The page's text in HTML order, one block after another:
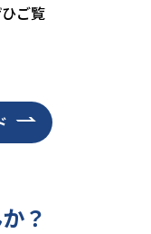
ご覧
？